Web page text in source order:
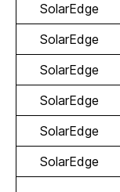
SolarEdge
SolarEdge
SolarEdge
SolarEdge
SolarEdge
SolarEdge